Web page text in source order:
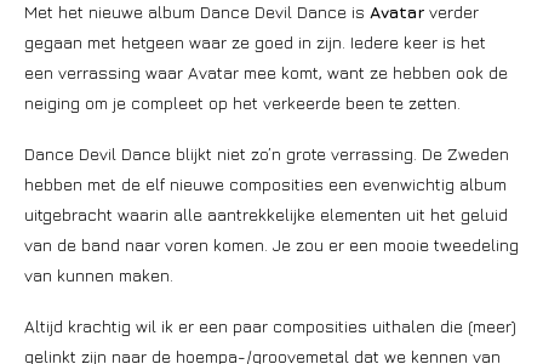
Met het nieuwe album Dance Devil Dance is Avatar verder
gegaan met hetgeen waar ze goed in zijn. Iedere keer is het
een verrassing waar Avatar mee komt, want ze hebben ook de
neiging om je compleet op het verkeerde been te zetten.
Dance Devil Dance blijkt niet zo’n grote verrassing. De Zweden
hebben met de elf nieuwe composities een evenwichtig album
uitgebracht waarin alle aantrekkelijke elementen uit het geluid
van de band naar voren komen. Je zou er een mooie tweedeling
van kunnen maken.
Altijd krachtig wil ik er een paar composities uithalen die (meer)
gelinkt zijn naar de hoempa-/groovemetal dat we kennen van